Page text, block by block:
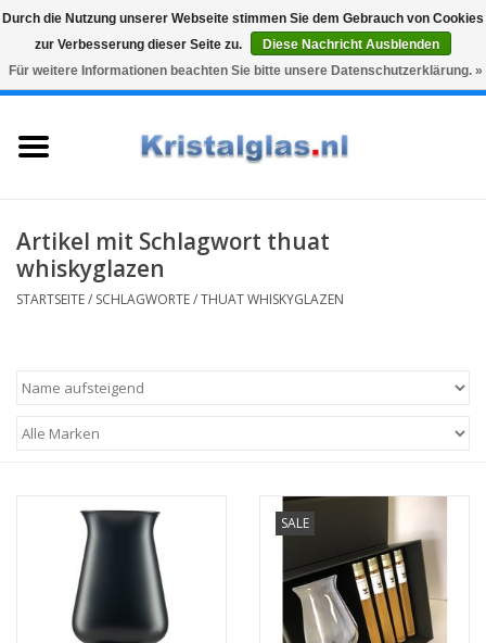
Snelle levering
Graveren
0 Artikel - €0,00
Karaffen
Glasgravur fur karaffe und
Geschenke
Bar & Wein
Artikel mit Schlagwort thuat
whiskyglazen
STARTSEITE/ SCHLAGWORTE/THUAT WHISKYGLAZEN
SALE
Durch die Nutzung unserer Webseite stimmen Sie dem Gebrauch von Cookies
zur Verbesserung dieser Seite zu.
Diese Nachricht Ausblenden
Für weitere Informationen beachten Sie bitte unsere Datenschutzerklärung. »